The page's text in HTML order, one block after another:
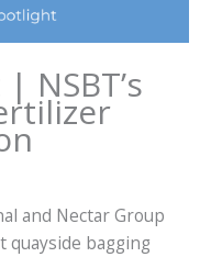
NSBT’s
and Nectar Group
quayside bagging